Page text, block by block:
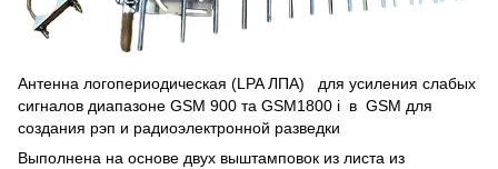
Антенна логопериодическая (LPA ЛПА) для усиления слабых
сигналов диапазоне GSM 900 та GSM1800 і в GSM для
создания рэп и радиоэлектронной разведки
Выполнена на основе двух выштамповок из листа из